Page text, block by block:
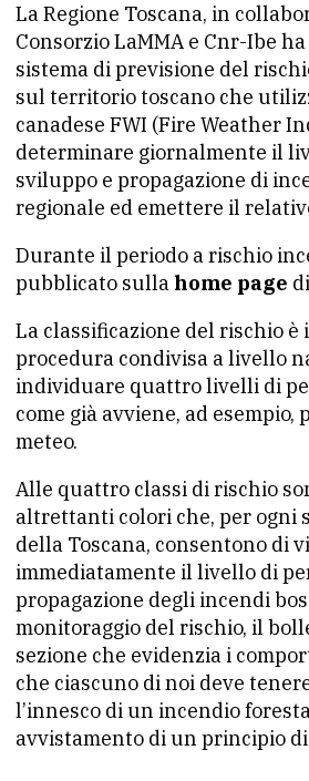
La Regione Toscana, in
Consorzio LaMMA e Cnr-Ibe
sistema di previsione del
sul territorio toscano che
canadese FWI (Fire Weather
determinare giornalmente il
sviluppo e propagazione di
regionale ed emettere il
Durante il periodo a rischio
pubblicato sulla home page
La classificazione del rischio
procedura condivisa a livello
individuare quattro livelli di
come già avviene, ad esempio,
meteo.
Alle quattro classi di rischio
altrettanti colori che, per ogni
della Toscana, consentono di
immediatamente il livello di
propagazione degli incendi
monitoraggio del rischio, il
sezione che evidenzia i
che ciascuno di noi deve
l’innesco di un incendio
avvistamento di un principio